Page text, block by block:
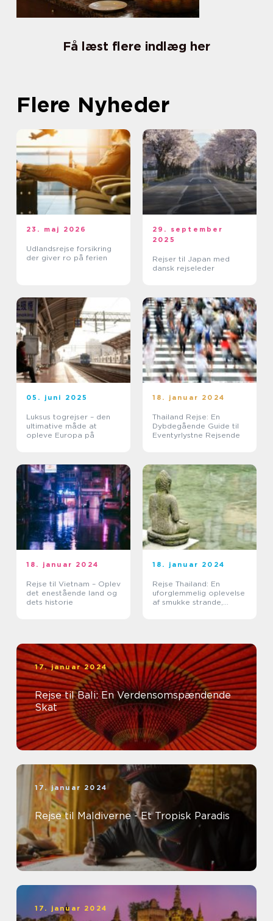
Få læst flere indlæg her
Flere Nyheder
23. maj 2026
Udlandsrejse forsikring
der giver ro på ferien
29. september
2025
Rejser til Japan med
dansk rejseleder
05. juni 2025
Luksus togrejser – den
ultimative måde at
opleve Europa på
18. januar 2024
Thailand Rejse: En
Dybdegående Guide til
Eventyrlystne Rejsende
18. januar 2024
Rejse til Vietnam – Oplev
det enestående land og
dets historie
18. januar 2024
Rejse Thailand: En
uforglemmelig oplevelse
af smukke strande,
17. januar 2024
Rejse til Bali: En Verdensomspændende
Skat
17. januar 2024
Rejse til Maldiverne - Et Tropisk Paradis
17. januar 2024